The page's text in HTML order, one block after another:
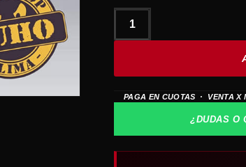
Taza
cantidad
PAGA EN CUOTAS · VENTA
¿DUDAS O